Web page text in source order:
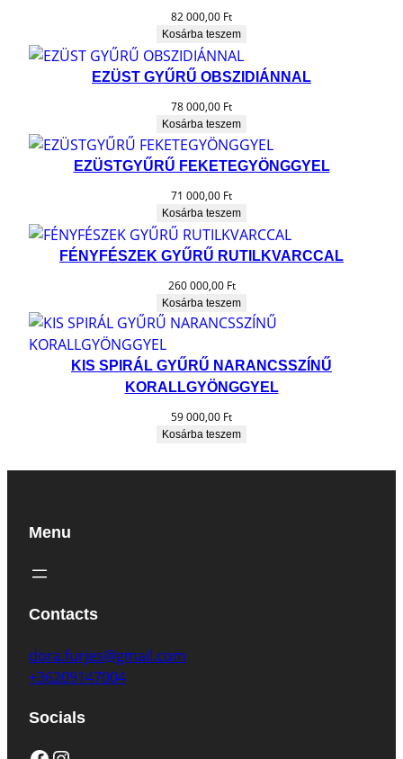
82 000,00 Ft
Kosárba teszem
EZÜST GYŰRŰ OBSZIDIÁNNAL
78 000,00 Ft
Kosárba teszem
EZÜSTGYŰRŰ FEKETEGYÖNGGYEL
71 000,00 Ft
Kosárba teszem
FÉNYFÉSZEK GYŰRŰ RUTILKVARCCAL
260 000,00 Ft
Kosárba teszem
KIS SPIRÁL GYŰRŰ NARANCSSZÍNŰ
KORALLGYÖNGGYEL
59 000,00 Ft
Kosárba teszem
Menu
Contacts
dora.furjes@gmail.com
+36209147004
Socials